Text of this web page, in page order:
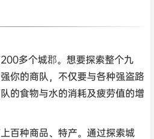
多个城郡。想要探索整个九
你的商队，不仅要与各种强盗路
的食物与水的消耗及疲劳值的增
百种商品、特产。通过探索城